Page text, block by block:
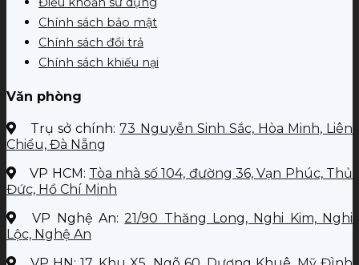
Chính sách bảo mật
Chính sách đổi trả
Chính sách khiếu nại
Văn phòng
Trụ sở chính:73 Nguyễn Sinh Sắc, Hòa Minh, Liên
Chiểu, Đà Nẵng
VP HCM: Tòa nhà số 104, đường 36, Vạn Phúc, Thủ
Đức, Hồ Chí Minh
VP Nghệ An:21/90 Thăng Long, Nghi Kim, Nghi
Lộc, Nghệ An